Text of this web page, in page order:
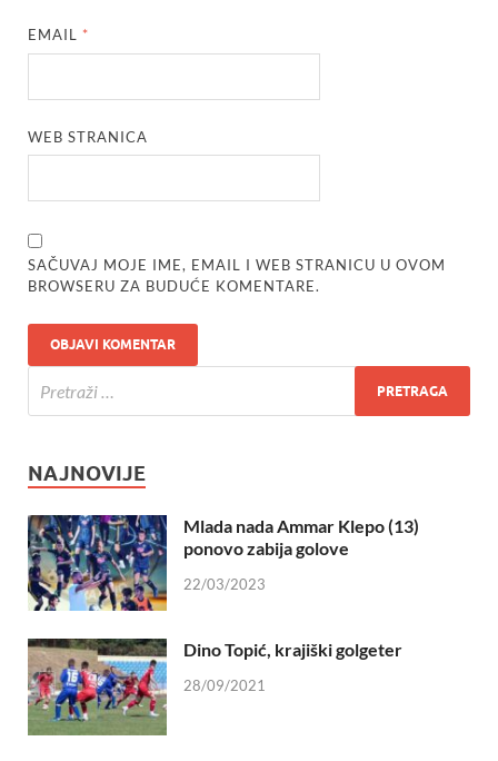
EMAIL *
WEB STRANICA
SAČUVAJ MOJE IME, EMAIL I WEB STRANICU U OVOM
BROWSERU ZA BUDUĆE KOMENTARE.
NAJNOVIJE
Mlada nada Ammar Klepo (13)
ponovo zabija golove
22/03/2023
Dino Topić, krajiški golgeter
28/09/2021